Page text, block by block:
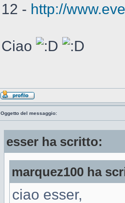
12 - http://
Ciao
Oggetto del messaggio:
esser ha scritto:
marquez100 ha
ciao esser,